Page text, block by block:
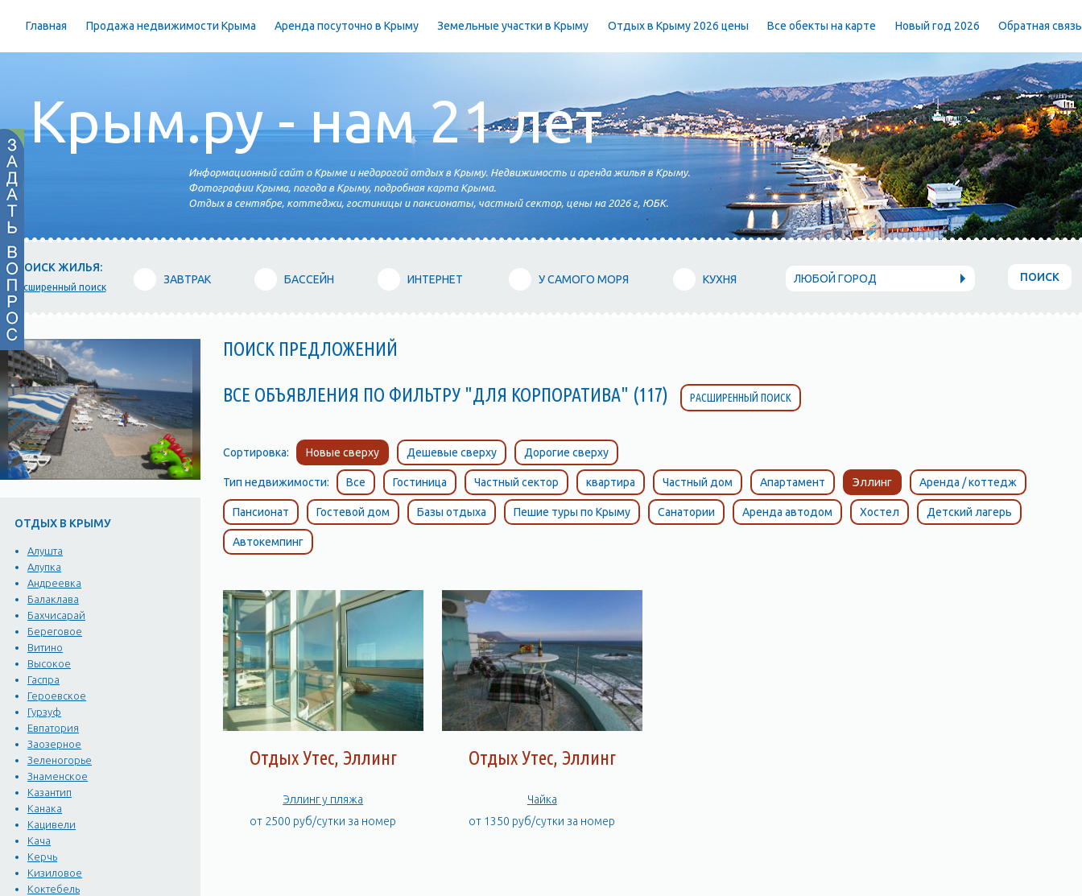
Главная Продажа недвижимости Крыма Аренда посуточно в Крыму Земельные участки в Крыму Отдых в Крыму 2026 цены Все обекты на карте Новый год 2026 Обратная связь
Крым.ру - нам 21 лет
Информационный сайт о Крыме и недорогой отдых в Крыму. Недвижимость и аренда жилья в Крыму.
Фотографии Крыма, погода в Крыму, подробная карта Крыма.
Отдых в сентябре, коттеджи, гостиницы и пансионаты, частный сектор, цены на 2026 г, ЮБК.
ПОИСК ЖИЛЬЯ:
расширенный поиск
ЗАВТРАК БАССЕЙН ИНТЕРНЕТ У САМОГО МОРЯ КУХНЯ ЛЮБОЙ ГОРОД ПОИСК
ОТДЫХ В КРЫМУ
Алушта
Алупка
Андреевка
Балаклава
Бахчисарай
Береговое
Витино
Высокое
Гаспра
Героевское
Гурзуф
Евпатория
Заозерное
Зеленогорье
Знаменское
Казантип
Канака
Кацивели
Кача
Керчь
Кизиловое
Коктебель
ПОИСК ПРЕДЛОЖЕНИЙ
ВСЕ ОБЪЯВЛЕНИЯ ПО ФИЛЬТРУ "ДЛЯ КОРПОРАТИВА" (117) РАСШИРЕННЫЙ ПОИСК
Сортировка: Новые сверху Дешевые сверху Дорогие сверху
Тип недвижимости: Все Гостиница Частный сектор квартира Частный дом Апартамент Эллинг Аренда / коттедж
Пансионат Гостевой дом Базы отдыха Пешие туры по Крыму Санатории Аренда автодом Хостел Детский лагерь
Автокемпинг
Отдых Утес, Эллинг
Эллинг у пляжа
от 2500 руб/сутки за номер
Отдых Утес, Эллинг
Чайка
от 1350 руб/сутки за номер